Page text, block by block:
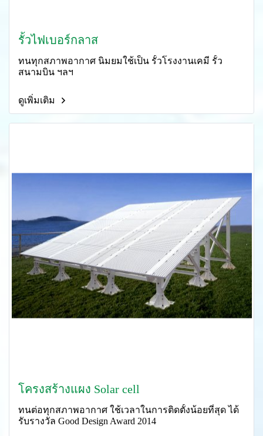
รั้วไฟเบอร์กลาส
ทนทุกสภาพอากาศ นิมยมใช้เป็น รั้วโรงงานเคมี รั้ว
สนามบิน ฯลฯ
ดูเพิ่มเติม
โครงสร้างแผง Solar cell
ทนต่อทุกสภาพอากาศ ใช้เวลาในการติดตั้งน้อยที่สุด ได้
รับรางวัล Good Design Award 2014